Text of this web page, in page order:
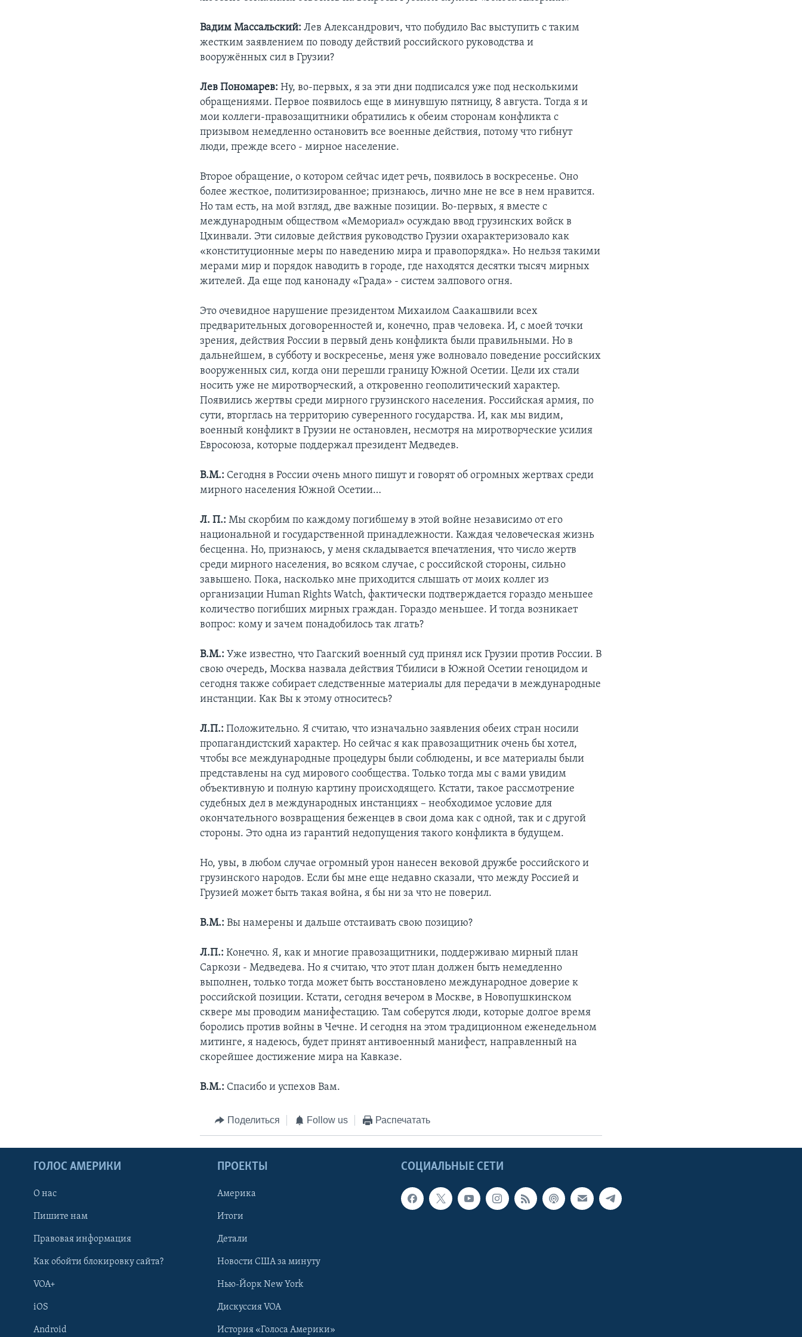
Вадим Массальский: Лев Александрович, что побудило Вас выступить с таким
жестким заявлением по поводу действий российского руководства и
вооружённых сил в Грузии?
Лев Пономарев: Ну, во-первых, я за эти дни подписался уже под несколькими
обращениями. Первое появилось еще в минувшую пятницу, 8 августа. Тогда я и
мои коллеги-правозащитники обратились к обеим сторонам конфликта с
призывом немедленно остановить все военные действия, потому что гибнут
люди, прежде всего - мирное население.
Второе обращение, о котором сейчас идет речь, появилось в воскресенье. Оно
более жесткое, политизированное; признаюсь, лично мне не все в нем нравится.
Но там есть, на мой взгляд, две важные позиции. Во-первых, я вместе с
международным обществом «Мемориал» осуждаю ввод грузинских войск в
Цхинвали. Эти силовые действия руководство Грузии охарактеризовало как
«конституционные меры по наведению мира и правопорядка». Но нельзя такими
мерами мир и порядок наводить в городе, где находятся десятки тысяч мирных
жителей. Да еще под канонаду «Града» - систем залпового огня.
Это очевидное нарушение президентом Михаилом Саакашвили всех
предварительных договоренностей и, конечно, прав человека. И, с моей точки
зрения, действия России в первый день конфликта были правильными. Но в
дальнейшем, в субботу и воскресенье, меня уже волновало поведение российских
вооруженных сил, когда они перешли границу Южной Осетии. Цели их стали
носить уже не миротворческий, а откровенно геополитический характер.
Появились жертвы среди мирного грузинского населения. Российская армия, по
сути, вторглась на территорию суверенного государства. И, как мы видим,
военный конфликт в Грузии не остановлен, несмотря на миротворческие усилия
Евросоюза, которые поддержал президент Медведев.
В.М.: Сегодня в России очень много пишут и говорят об огромных жертвах среди
мирного населения Южной Осетии…
Л. П.: Мы скорбим по каждому погибшему в этой войне независимо от его
национальной и государственной принадлежности. Каждая человеческая жизнь
бесценна. Но, признаюсь, у меня складывается впечатления, что число жертв
среди мирного населения, во всяком случае, с российской стороны, сильно
завышено. Пока, насколько мне приходится слышать от моих коллег из
организации Human Rights Watch, фактически подтверждается гораздо меньшее
количество погибших мирных граждан. Гораздо меньшее. И тогда возникает
вопрос: кому и зачем понадобилось так лгать?
В.М.: Уже известно, что Гаагский военный суд принял иск Грузии против России. В
свою очередь, Москва назвала действия Тбилиси в Южной Осетии геноцидом и
сегодня также собирает следственные материалы для передачи в международные
инстанции. Как Вы к этому относитесь?
Л.П.:Положительно. Я считаю, что изначально заявления обеих стран носили
пропагандистский характер. Но сейчас я как правозащитник очень бы хотел,
чтобы все международные процедуры были соблюдены, и все материалы были
представлены на суд мирового сообщества. Только тогда мы с вами увидим
объективную и полную картину происходящего. Кстати, такое рассмотрение
судебных дел в международных инстанциях – необходимое условие для
окончательного возвращения беженцев в свои дома как с одной, так и с другой
стороны. Это одна из гарантий недопущения такого конфликта в будущем.
Но, увы, в любом случае огромный урон нанесен вековой дружбе российского и
грузинского народов. Если бы мне еще недавно сказали, что между Россией и
Грузией может быть такая война, я бы ни за что не поверил.
В.М.: Вы намерены и дальше отстаивать свою позицию?
Л.П.: Конечно. Я, как и многие правозащитники, поддерживаю мирный план
Саркози - Медведева. Но я считаю, что этот план должен быть немедленно
выполнен, только тогда может быть восстановлено международное доверие к
российской позиции. Кстати, сегодня вечером в Москве, в Новопушкинском
сквере мы проводим манифестацию. Там соберутся люди, которые долгое время
боролись против войны в Чечне. И сегодня на этом традиционном еженедельном
митинге, я надеюсь, будет принят антивоенный манифест, направленный на
скорейшее достижение мира на Кавказе.
В.М.: Спасибо и успехов Вам.
Поделиться Follow us Распечатать
СОЦИАЛЬНЫЕ СЕТИ
ГОЛОС АМЕРИКИ
О нас
Пишите нам
Правовая информация
Как обойти блокировку сайта?
VOA+
iOS
Android
ПРОЕКТЫ
Америка
Итоги
Детали
Новости США за минуту
Нью-Йорк New York
Дискуссия VOA
История «Голоса Америки»